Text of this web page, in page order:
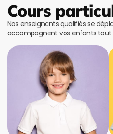
Cours
Nos enseignants qualifiés se
accompagnent vos enfants tout